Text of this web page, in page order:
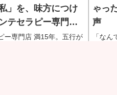
」を、味方につけ
テセラピー専門店
ー専門店 満15年。五行が
ゃっ
声
「な